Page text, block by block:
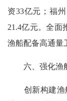
资33亿元；福
21.4亿元。全面
渔船配备高通量
六、强化渔船
创新构建渔船